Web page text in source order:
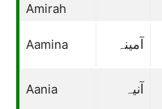
Amirah
Aamina آمینہ
Aania آنیہ